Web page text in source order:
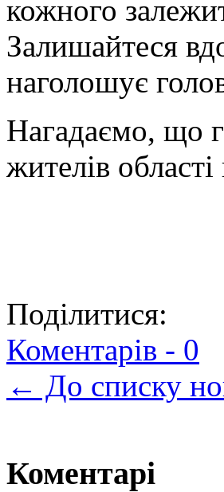
кожного
Залишайтеся
наголошує
Нагадаємо, що
жителів
Поділитися:
Коментарів - 0
← До списку
Коментарі